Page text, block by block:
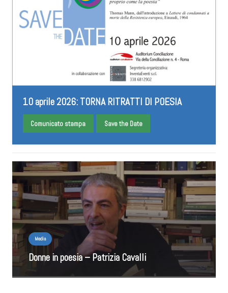
10 aprile 2026: TORNA RITRATTI DI POESIA
Comunicato stampa Save the Date
Media
Donne in poesia – Patrizia Cavalli